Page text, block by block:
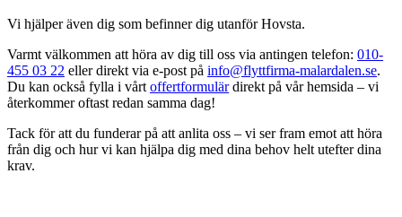
Vi hjälper även dig som befinner dig utanför Hovsta.
Varmt välkommen att höra av dig till oss via antingen telefon: 010-
455 03 22 eller direkt via e-post på info@flyttfirma-malardalen.se.
Du kan också fylla i vårt offertformulärdirekt på vår hemsida – vi
återkommer oftast redan samma dag!
Tack för att du funderar på att anlita oss – vi ser fram emot att höra
från dig och hur vi kan hjälpa dig med dina behov helt utefter dina
krav.